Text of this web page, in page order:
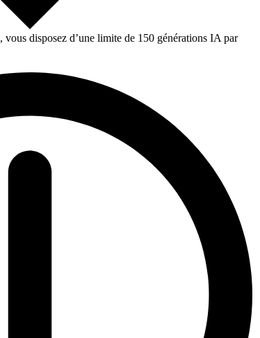
disposez d’une limite de 150 générations IA par